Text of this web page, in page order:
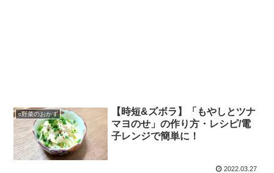
○野菜のおかず
【時短&ズボラ】「もやしとツナ
マヨのせ」の作り方・レシピ/電
子レンジで簡単に！
2022.03.27